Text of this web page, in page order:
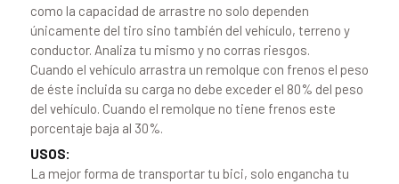
como la capacidad de arrastre no solo dependen
únicamente del tiro sino también del vehículo, terreno y
conductor. Analiza tu mismo y no corras riesgos.
Cuando el vehículo arrastra un remolque con frenos el peso
de éste incluida su carga no debe exceder el 80% del peso
del vehículo. Cuando el remolque no tiene frenos este
porcentaje baja al 30%.
USOS:
La mejor forma de transportar tu bici, solo engancha tu